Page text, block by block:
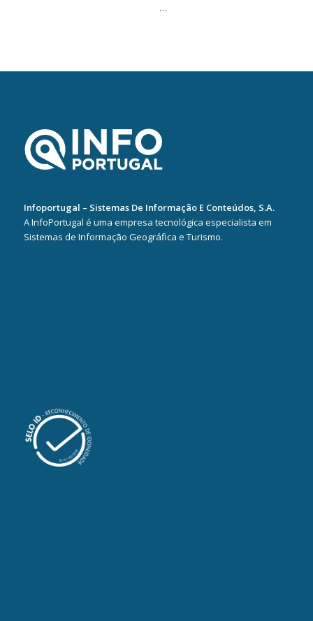
…
Infoportugal – Sistemas De Informação E Conteúdos, S.A.
A InfoPortugal é uma empresa tecnológica especialista em
Sistemas de Informação Geográfica e Turismo.